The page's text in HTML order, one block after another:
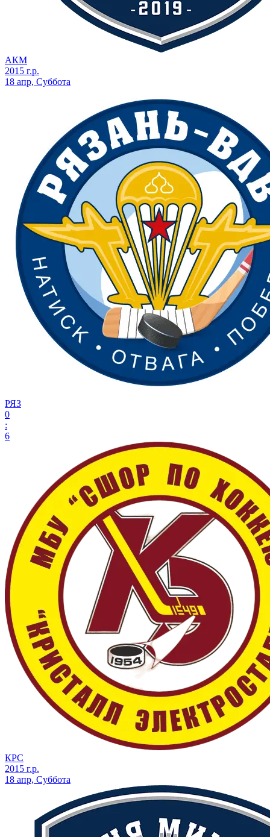
АКМ
2015 г.р.
18 апр, Суббота
РЯЗ
0
:
6
КРС
2015 г.р.
18 апр, Суббота